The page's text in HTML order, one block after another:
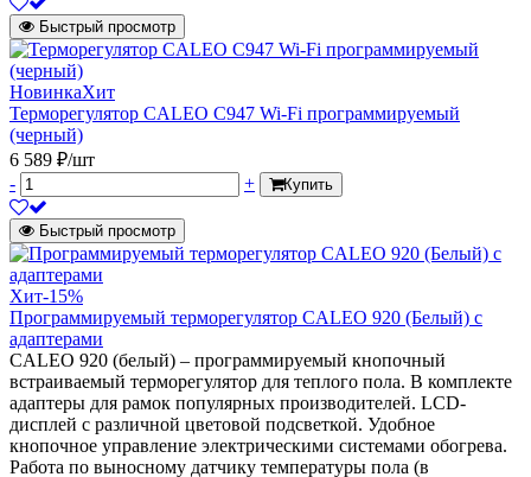
Быстрый просмотр
НовинкаХит
Терморегулятор CALEO C947 Wi-Fi программируемый
(черный)
6 589 ₽/шт
-
+ Купить
Быстрый просмотр
Хит-15%
Программируемый терморегулятор CALEO 920 (Белый) с
адаптерами
CALEO 920 (белый) – программируемый кнопочный
встраиваемый терморегулятор для теплого пола. В комплекте
адаптеры для рамок популярных производителей. LCD-
дисплей с различной цветовой подсветкой. Удобное
кнопочное управление электрическими системами обогрева.
Работа по выносному датчику температуры пола (в